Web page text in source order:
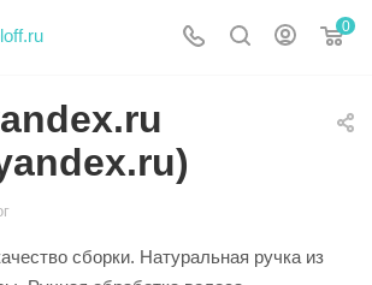
0
сборки. Натуральная ручка из